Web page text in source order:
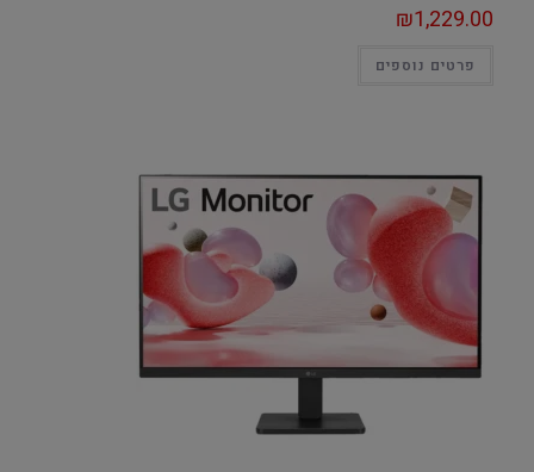
₪1,229.00
פרטים נוספים